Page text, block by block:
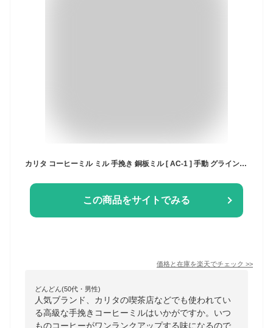
カリタ コーヒーミル ミル 手挽き 銅板ミル [ AC-1 ] 手動 グラインダー 喫茶店 珈琲 コーヒー コーヒーショップ 店舗 Kalita 送料無料
この商品をサイトでみる
価格と在庫を楽天でチェック >>
どんどん(50代・男性)
人気ブランド、カリタの喫茶店などでも使われてい
る高級な手挽きコーヒーミルはいかがですか。いつ
ものコーヒーがワンランクアップする味になるので